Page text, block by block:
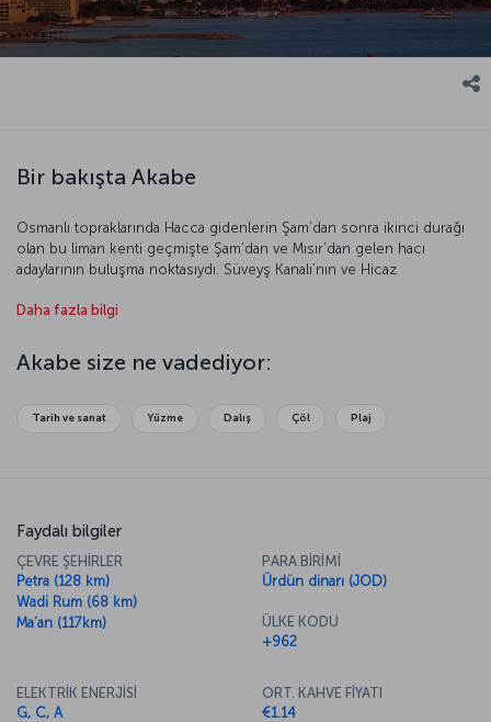
Bir bakışta Akabe
Osmanlı topraklarında Hacca gidenlerin Şam’dan sonra ikinci durağı
olan bu liman kenti geçmişte Şam’dan ve Mısır’dan gelen hacı
adaylarının buluşma noktasıydı. Süveyş Kanalı’nın ve Hicaz
önemli bir ticaret merkezi olarak öne çıkıyor. Ürdün’ün önemli gelir
bunun önemli bir sebebi. Akabe’yi gezerken yalnızca ticari açıdan
taşıdığı önemle değil, tarihi güzellikleriyle de etkilenmeniz mümkün.
kendinizi tarihi kalıntıların, sessiz sokakların arasında bulabilirsiniz.
Daha fazla bilgi
Akabe size ne vadediyor:
Tarih ve sanat Yüzme Dalış Çöl Plaj
Faydalı bilgiler
ÇEVRE ŞEHİRLER
Petra (128 km)
Wadi Rum (68 km)
Ma’an (117km)
PARA BİRİMİ
Ürdün dinarı (JOD)
ÜLKE KODU
+962
ELEKTRİK ENERJİSİ
G, C, A
ORT. KAHVE FİYATI
€1.14